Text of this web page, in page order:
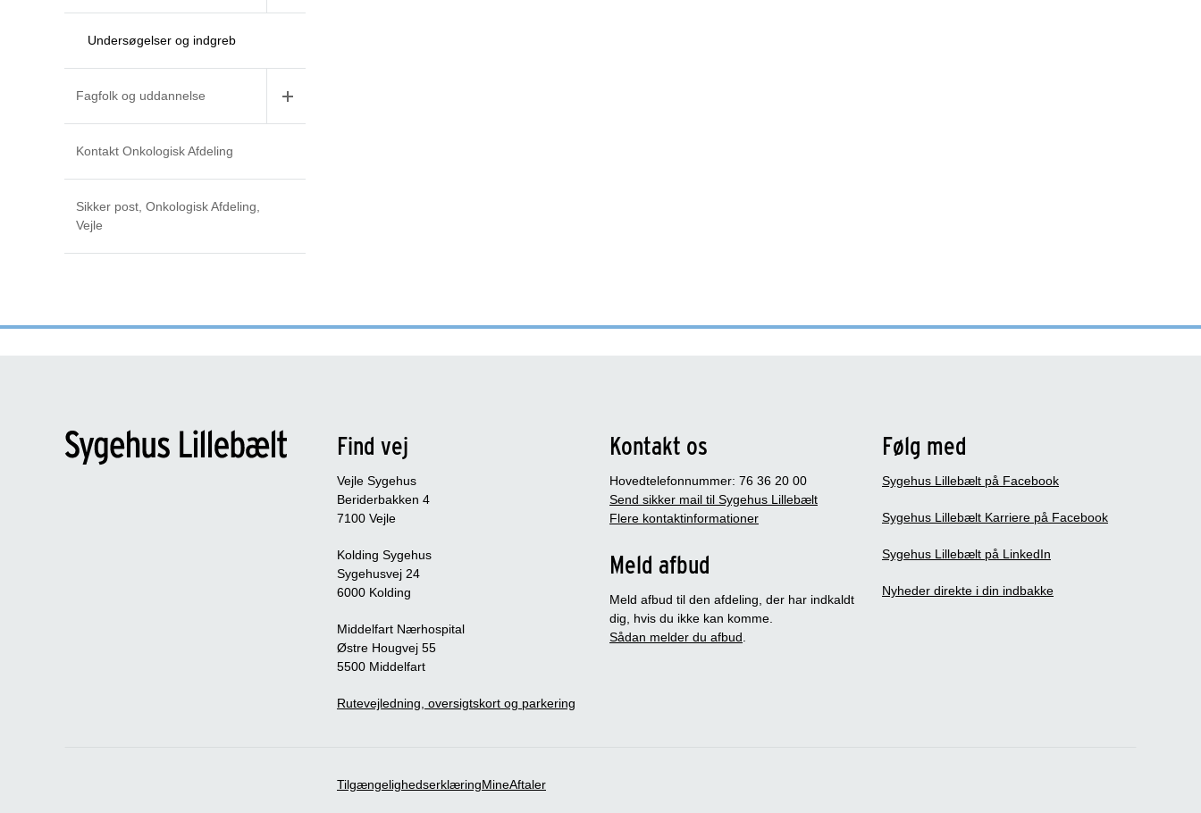
Undersøgelser og indgreb
Fagfolk og uddannelse
Kontakt Onkologisk Afdeling
Sikker post, Onkologisk Afdeling,
Vejle
Find vej
Vejle Sygehus
Beriderbakken 4
7100 Vejle
Kolding Sygehus
Sygehusvej 24
6000 Kolding
Middelfart Nærhospital
Østre Hougvej 55
5500 Middelfart
Rutevejledning, oversigtskort og parkering
Kontakt os
Hovedtelefonnummer: 76 36 20 00
Send sikker mail til Sygehus Lillebælt
Flere kontaktinformationer
Meld afbud
Meld afbud til den afdeling, der har indkaldt
dig, hvis du ikke kan komme.
Sådan melder du afbud
Følg med
Sygehus Lillebælt på Facebook
Sygehus Lillebælt Karriere på Facebook
Sygehus Lillebælt på LinkedIn
Nyheder direkte i din indbakke
TilgængelighedserklæringMineAftaler